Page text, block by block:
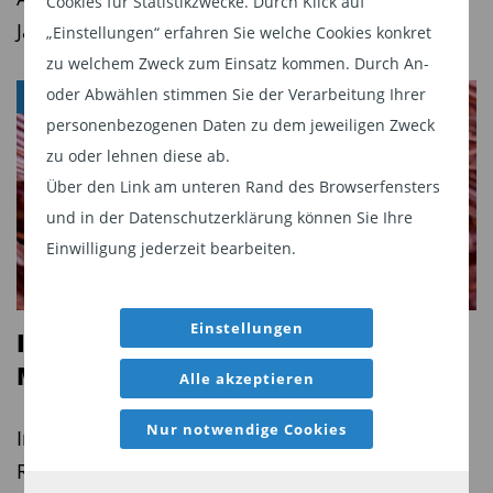
„Einstellungen“ erfahren Sie welche Cookies konkret
zu welchem Zweck zum Einsatz kommen. Durch An-
oder Abwählen stimmen Sie der Verarbeitung Ihrer
personenbezogenen Daten zu dem jeweiligen Zweck
zu oder lehnen diese ab.
Über den Link am unteren Rand des Browserfensters
und in der Datenschutzerklärung können Sie Ihre
Einwilligung jederzeit bearbeiten.
Einstellungen
Alle akzeptieren
Nur notwendige Cookies
1.577 Milliarden Euro. Das entspricht einem
Anteil von 38 Prozent.
Die Billionengrenze ist geknackt
Jahren um fast ein Viertel zu.
ROHSTOFFE
Investmentchance Kupfer: das
Metall für eine goldene Zukunft
In der dreiteiligen Serie beleuchtet Finanz- und
Rohstoffexperte Tim Bröning im Auftrag von